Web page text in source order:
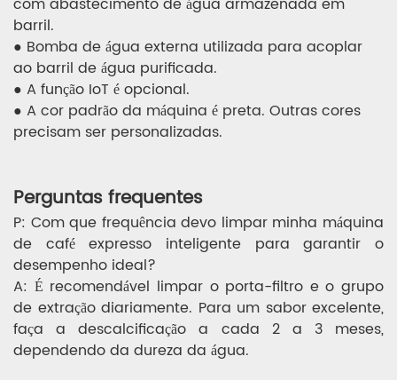
barril.
● Bomba de água externa utilizada para acoplar
ao barril de água purificada.
● A função IoT é opcional.
● A cor padrão da máquina é preta. Outras cores
precisam ser personalizadas.
Perguntas frequentes
P: Com que frequência devo limpar minha máquina
de café expresso inteligente para garantir o
desempenho ideal?
A: É recomendável limpar o porta-filtro e o grupo
de extração diariamente. Para um sabor excelente,
faça a descalcificação a cada 2 a 3 meses,
dependendo da dureza da água.